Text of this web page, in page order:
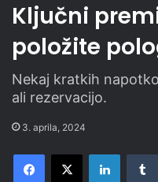
Ključni
položite
Nekaj kratkih
ali rezervacijo.
3. aprila, 2024
Facebook
X LinkedIn